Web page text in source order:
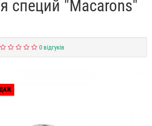
специй "Macarons"
0 відгуків